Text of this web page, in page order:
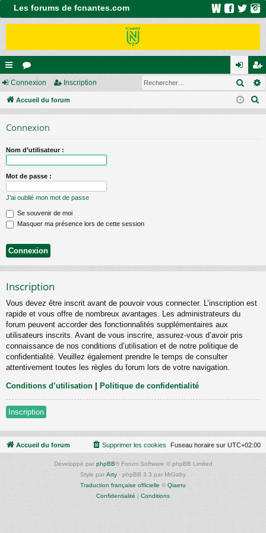
Les forums de fcnantes.com
ac
co
s
or
u
on
ne
ns
cri
Connexion Inscription
Accueil du forum
Connexion
Nom d’utilisateur :
Mot de passe :
J’ai oublié mon mot de passe
Se souvenir de moi
Masquer ma présence lors de cette session
Inscription
Vous devez être inscrit avant de pouvoir vous connecter. L’inscription est
rapide et vous offre de nombreux avantages. Les administrateurs du
forum peuvent accorder des fonctionnalités supplémentaires aux
utilisateurs inscrits. Avant de vous inscrire, assurez-vous d’avoir pris
connaissance de nos conditions d’utilisation et de notre politique de
confidentialité. Veuillez également prendre le temps de consulter
attentivement toutes les règles du forum lors de votre navigation.
Conditions d’utilisation Politique de confidentialité
Inscription
Accueil du forum Fuseau horaire sur UTC+02:00
Supprimer les cookies
Développé par phpBB® Forum Software © phpBB Limited
Style par Arty - phpBB 3.3 par MrGaby
Traduction française officielle © Qiaeru
Confidentialité | Conditions